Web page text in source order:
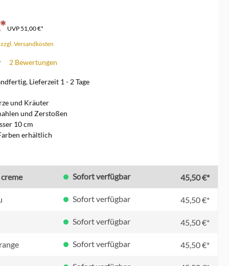
UVP51,00 €*
Versandkosten
2 Bewertungen
Lieferzeit 1 - 2 Tage
und Kräuter
und Zerstoßen
10 cm
erhältlich
Sofort verfügbar 45,50 €*
Sofort verfügbar 45,50 €*
Sofort verfügbar 45,50 €*
Sofort verfügbar 45,50 €*